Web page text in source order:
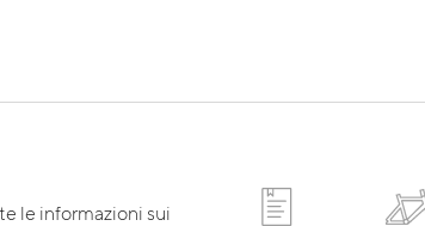
le informazioni sui